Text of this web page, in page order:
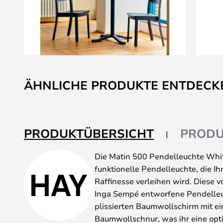
Anfang
der
ÄHNLICHE PRODUKTE
PRODUKTÜBERSICHT
Die Matin 500 Pendelleuchte
funktionelle Pendelleuchte, die
Raffinesse verleihen wird. Diese
Inga Sempé entworfene
plissierten Baumwollschirm mit
Baumwollschnur, was ihr eine